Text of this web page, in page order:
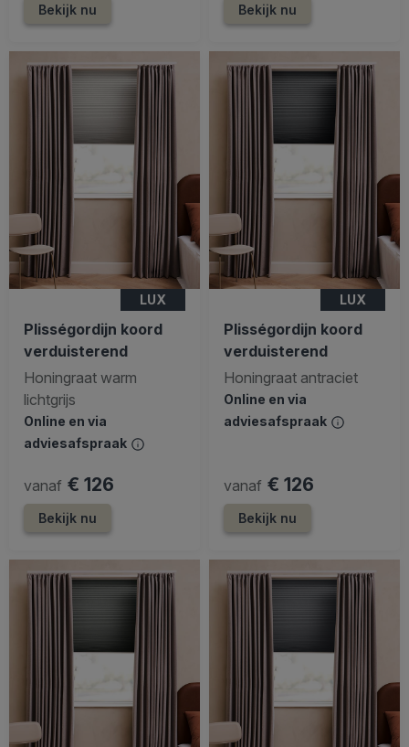
Bekijk nu Bekijk nu
LUX
Plisségordijn koord
verduisterend
Honingraat warm
lichtgrijs
Online en via
adviesafspraak
vanaf € 126
Bekijk nu
LUX
Plisségordijn koord
verduisterend
Honingraat antraciet
Online en via
adviesafspraak
vanaf € 126
Bekijk nu